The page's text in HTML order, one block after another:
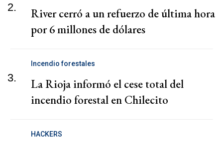
2.
River cerró a un refuerzo de última hora
por 6 millones de dólares
3.
Incendio forestales
La Rioja informó el cese total del
incendio forestal en Chilecito
HACKERS